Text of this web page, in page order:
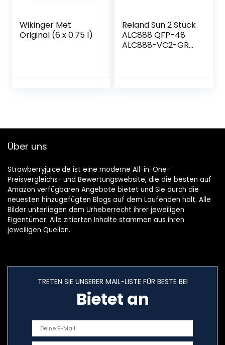
Wikinger Met
Original (6 x 0.75 l)
Reland Sun 2 Stück
ALC888 QFP-48
ALC888-VC2-GR
Über uns
Strawberryjuice.de ist eine moderne All-in-One-
Preisvergleichs- und Bewertungswebsite, die die besten auf
Amazon verfügbaren Angebote bietet und Sie durch die
neuesten hinzugefügten Blogs auf dem Laufenden hält. Alle
Bilder unterliegen dem Urheberrecht ihrer jeweiligen
Eigentümer. Alle zitierten Inhalte stammen aus ihren
jeweiligen Quellen.
TRETEN SIE UNSERER MAIL-LISTE FÜR BESTE BEI
Bietet an